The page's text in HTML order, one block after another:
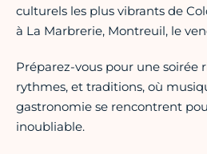
culturels les plus vibrants de
à La Marbrerie, Montreuil, le
Préparez-vous pour une soirée
rythmes, et traditions, où
gastronomie se rencontrent
inoubliable.